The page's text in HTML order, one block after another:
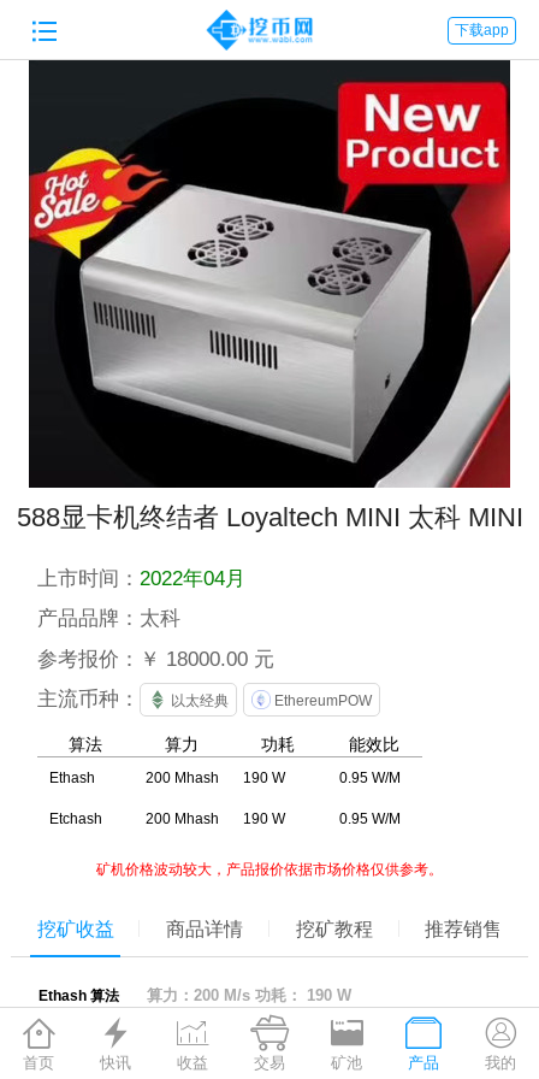
 下载app
588显卡机终结者 Loyaltech MINI 太科 MINI
上市时间： 2022年04月
产品品牌： 太科
参考报价： ￥ 18000.00 元
主流币种：
以太经典 EthereumPOW
算法 算力 功耗 能效比
Ethash 200 Mhash 190 W 0.95 W/M
Etchash 200 Mhash 190 W 0.95 W/M
矿机价格波动较大，产品报价依据市场价格仅供参考。
挖矿收益 商品详情 挖矿教程 推荐销售
Ethash 算法 算力：200 M/s 功耗： 190 W
算力
功耗
日产出

首页

快讯

收益

交易

矿池

产品

我的